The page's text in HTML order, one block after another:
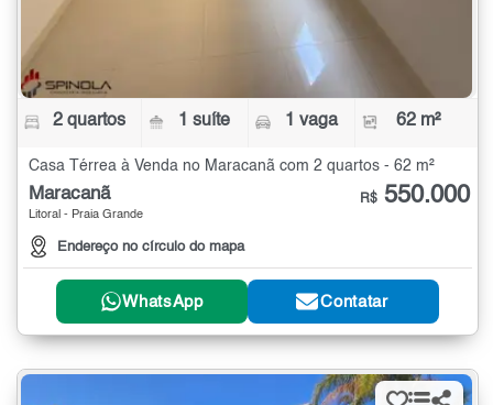
2 quartos 1 suíte 1 vaga 62 m²
Casa Térrea à Venda no Maracanã com 2 quartos - 62 m²
Maracanã
Litoral - Praia Grande
Endereço no círculo do mapa
R$ 550.000
WhatsApp Contatar